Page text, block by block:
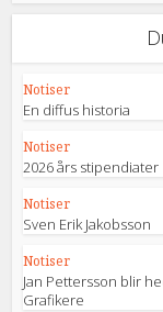
Notiser
En diffus historia
Notiser
2026 års stipendiater
Notiser
Sven Erik Jakobsson
Notiser
Jan Pettersson blir
Grafikere